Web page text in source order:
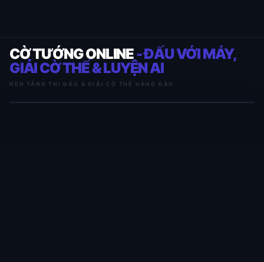
CỜ TƯỚNG ONLINE- ĐẤU VỚI MÁY,
GIẢI CỜ THẾ & LUYỆN AI
NỀN TẢNG THI ĐẤU & GIẢI CỜ THẾ HÀNG ĐẦU